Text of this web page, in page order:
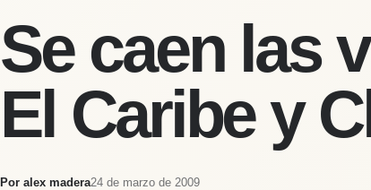
Se caen las
El Caribe y
Por alex madera24 de marzo de 2009